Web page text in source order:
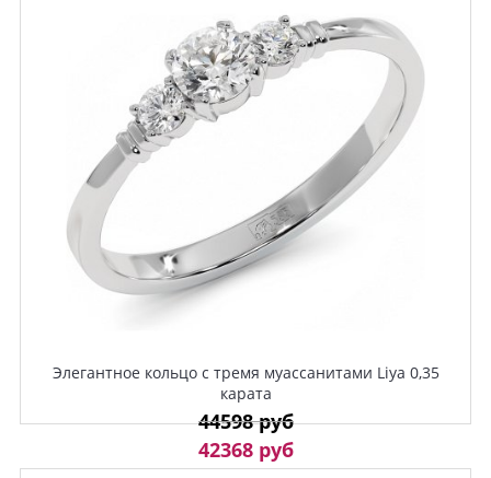
Элегантное кольцо с тремя муассанитами Liya 0,35
карата
44598 руб
42368 руб